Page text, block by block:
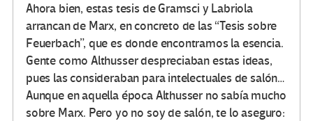
Ahora bien, estas tesis de Gramsci y Labriola
arrancan de Marx, en concreto de las “Tesis sobre
Feuerbach”, que es donde encontramos la esencia.
Gente como Althusser despreciaban estas ideas,
pues las consideraban para intelectuales de salón…
Aunque en aquella época Althusser no sabía mucho
sobre Marx. Pero yo no soy de salón, te lo aseguro: